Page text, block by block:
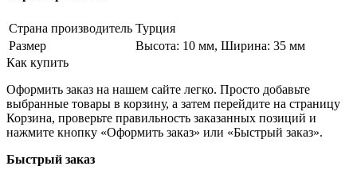
Страна производитель Турция
Размер
Высота: 10 мм, Ширина: 35 мм
Как купить
Оформить заказ на нашем сайте легко. Просто добавьте
выбранные товары в корзину, а затем перейдите на страницу
Корзина, проверьте правильность заказанных позиций и
нажмите кнопку «Оформить заказ» или «Быстрый заказ».
Быстрый заказ